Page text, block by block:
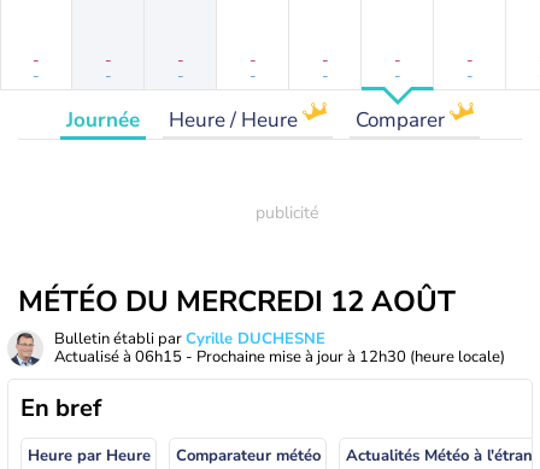
-
-
-
-
-
-
-
-
-
-
-
-
-
-
Journée Heure / Heure Comparer
MÉTÉO DU MERCREDI 12 AOÛT
Bulletin établi parCyrille DUCHESNE
Actualisé à 06h15 - Prochaine mise à jour à 12h30 (heure locale)
En bref
Heure par Heure Comparateur météo